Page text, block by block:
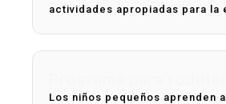
actividades apropiadas para la
Los niños pequeños aprenden